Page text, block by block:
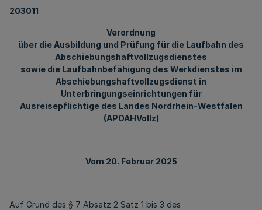
203011
Verordnung
über die Ausbildung und Prüfung für die Laufbahn des
Abschiebungshaftvollzugsdienstes
sowie die Laufbahnbefähigung des Werkdienstes im
Abschiebungshaftvollzugsdienst in
Unterbringungseinrichtungen für
Ausreisepflichtige des Landes Nordrhein-Westfalen
(APOAHVollz)
Vom 20. Februar 2025
Auf Grund des § 7 Absatz 2 Satz 1 bis 3 des